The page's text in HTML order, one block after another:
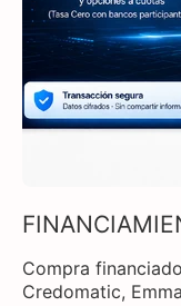
Compra
Credomatic,